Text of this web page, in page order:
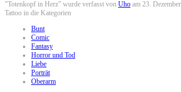
"Totenkopf in Herz" wurde verfasst von Uho am 23.
Tattoo in die Kategorien
Bunt
Comic
Fantasy
Horror und Tod
Liebe
Porträt
Oberarm